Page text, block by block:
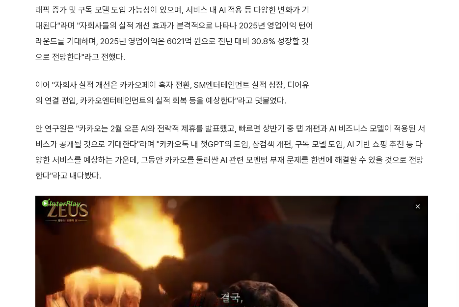
래픽 증가 및 구독 모델 도입 가능성이 있으며, 서비스 내 AI 적용 등 다양한 변화가 기
대된다"라며 "자회사들의 실적 개선 효과가 본격적으로 나타나 2025년 영업이익 턴어
라운드를 기대하며, 2025년 영업이익은 6021억 원으로 전년 대비 30.8% 성장할 것
으로 전망한다"라고 전했다.
이어 "자회사 실적 개선은 카카오페이 흑자 전환, SM엔터테인먼트 실적 성장, 디어유
의 연결 편입, 카카오엔터테인먼트의 실적 회복 등을 예상한다"라고 덧붙였다.
안 연구원은 "카카오는 2월 오픈 AI와 전략적 제휴를 발표했고, 빠르면 상반기 중 탭 개편과 AI 비즈니스 모델이 적용된 서
비스가 공개될 것으로 기대한다"라며 "카카오톡 내 챗GPT의 도입, 샵검색 개편, 구독 모델 도입, AI 기반 쇼핑 추천 등 다
양한 서비스를 예상하는 가운데, 그동안 카카오를 둘러싼 AI 관련 모멘텀 부재 문제를 한번에 해결할 수 있을 것으로 전망
한다"라고 내다봤다.